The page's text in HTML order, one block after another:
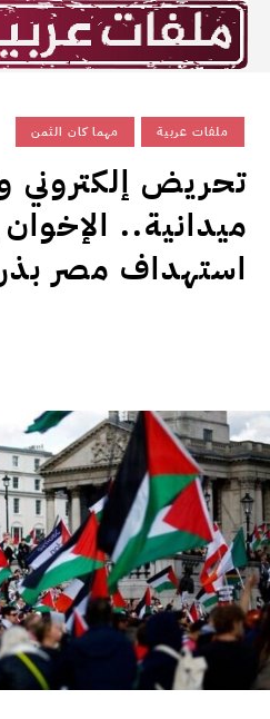
ملفات عربية مهما كان الثمن
تحريض إلكتروني
ميدانية..
استهداف مصر